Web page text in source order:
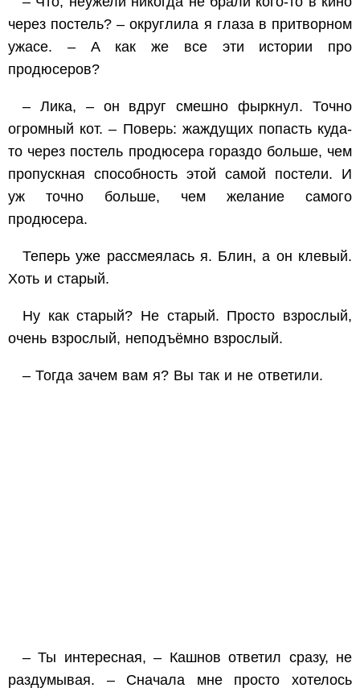
через постель? – округлила я глаза в притворном
ужасе. – А как же все эти истории про
продюсеров?
– Лика, – он вдруг смешно фыркнул. Точно
огромный кот. – Поверь: жаждущих попасть куда-
то через постель продюсера гораздо больше, чем
пропускная способность этой самой постели. И
уж точно больше, чем желание самого
продюсера.
Теперь уже рассмеялась я. Блин, а он клевый.
Хоть и старый.
Ну как старый? Не старый. Просто взрослый,
очень взрослый, неподъёмно взрослый.
– Тогда зачем вам я? Вы так и не ответили.
– Ты интересная, – Кашнов ответил сразу, не
раздумывая. – Сначала мне просто хотелось